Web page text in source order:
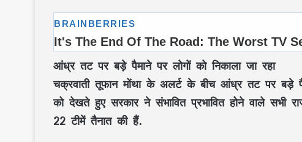
आंध्र तट पर बड़े पैमाने पर लोगों को निकाला जा रहा
चक्रवाती तूफान मोंथा के अलर्ट के बीच आंध्र तट पर बड़े
को देखते हुए सरकार ने संभावित प्रभावित होने वाले सभी
22 टीमें तैनात की हैं.